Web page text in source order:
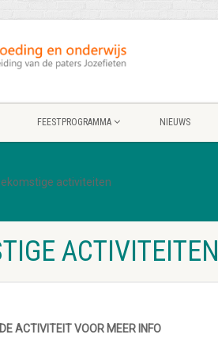
FEESTPROGRAMMA NIEUWS
activiteiten
ACTIVITEITEN
ACTIVITEIT VOOR MEER INFO